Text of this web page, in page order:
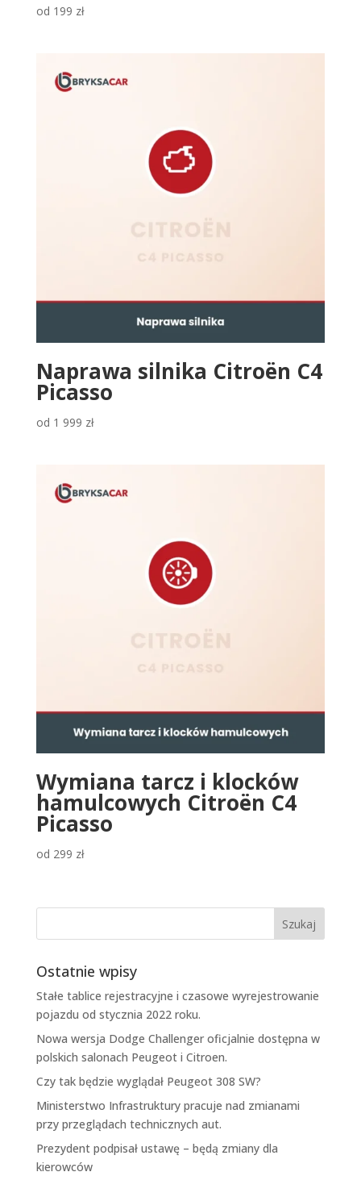
od 199 zł
Naprawa silnika Citroën C4
Picasso
od 1 999 zł
Wymiana tarcz i klocków
hamulcowych Citroën C4
Picasso
od 299 zł
Ostatnie wpisy
Stałe tablice rejestracyjne i czasowe wyrejestrowanie
pojazdu od stycznia 2022 roku.
Nowa wersja Dodge Challenger oficjalnie dostępna w
polskich salonach Peugeot i Citroen.
Czy tak będzie wyglądał Peugeot 308 SW?
Ministerstwo Infrastruktury pracuje nad zmianami
przy przeglądach technicznych aut.
Prezydent podpisał ustawę – będą zmiany dla
kierowców